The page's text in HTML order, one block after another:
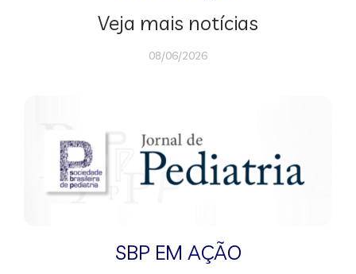
Veja mais notícias
08/06/2026
SBP EM AÇÃO